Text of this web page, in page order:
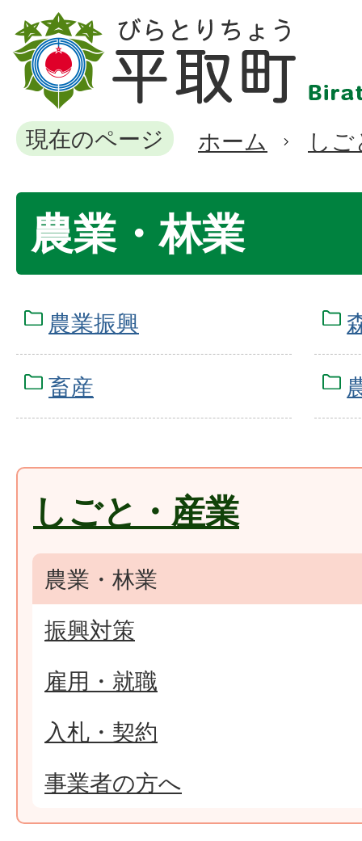
現在のページ ホーム し
農業・林業
農業振興
畜産
しごと・産業
農業・林業
振興対策
雇用・就職
入札・契約
事業者の方へ